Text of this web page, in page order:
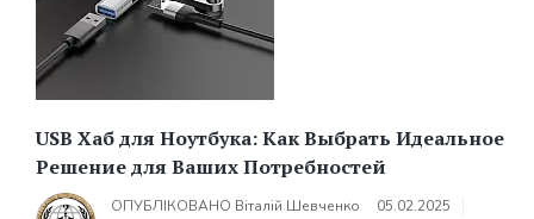
USB Хаб для Ноутбука: Как Выбрать Идеальное
Решение для Ваших Потребностей
ОПУБЛІКОВАНО Віталій Шевченко
05.02.2025